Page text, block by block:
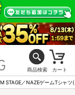
商品検索 カート
STAGE／NAZEゲームTシャ